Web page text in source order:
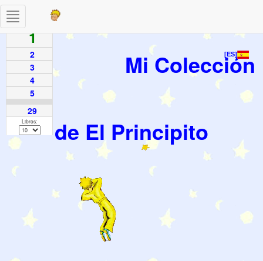
[ES]
Mi Colección
de El Principito
Toggle
navigation
Paginas
1
2
3
4
5
29
Libros: